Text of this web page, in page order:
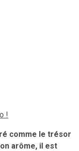
!
comme le trésor
arôme, il est